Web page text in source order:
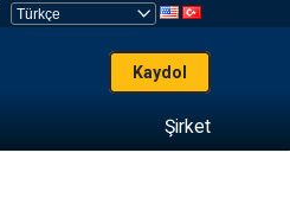
Kaydol
Şirket